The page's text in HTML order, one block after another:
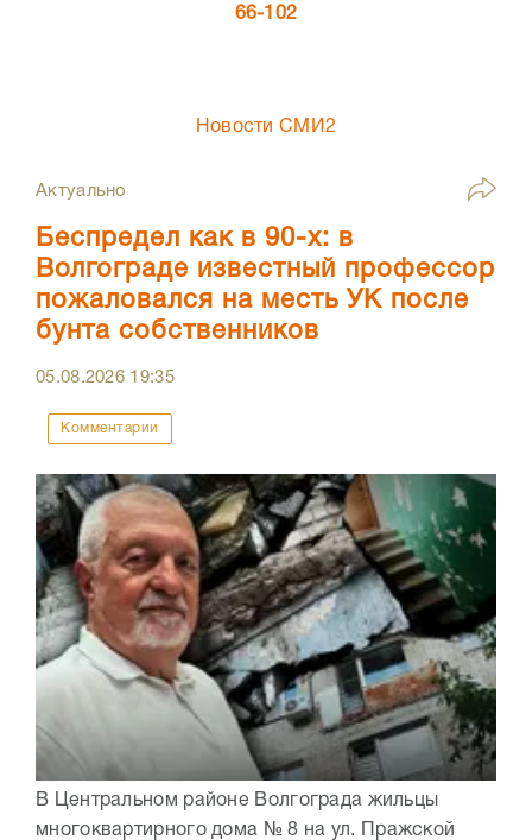
66-102
Новости СМИ2
Актуально
Беспредел как в 90-х: в
Волгограде известный профессор
пожаловался на месть УК после
бунта собственников
05.08.2026 19:35
Комментарии
В Центральном районе Волгограда жильцы
многоквартирного дома № 8 на ул. Пражской